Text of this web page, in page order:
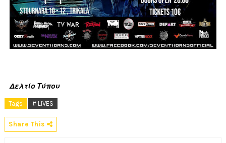
Δελτίο Τύπου
Tags # LIVES
Share This